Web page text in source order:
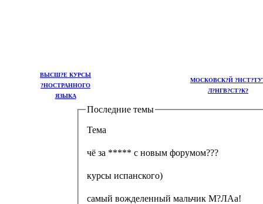
МОСКОВСК?Й
Л?НГВ?СТ?К?
ВЫСШ?Е КУРСЫ
?НОСТРАННОГО
ЯЗЫКА
Последние темы
Тема
чё за ***** с новым форумом???
курсы испанского)
самый вожделенный мальчик М?ЛАа!